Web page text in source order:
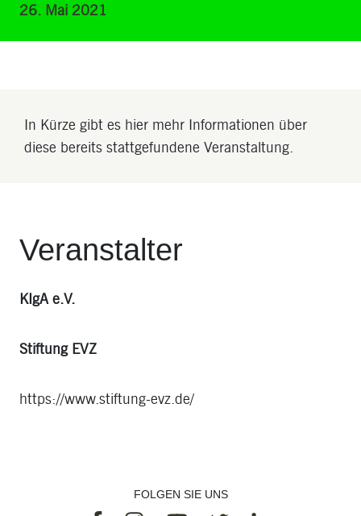
26. Mai 2021
In Kürze gibt es hier mehr Informationen über
diese bereits stattgefundene Veranstaltung.
Veranstalter
KIgA e.V.
Stiftung EVZ
https://www.stiftung-evz.de/
FOLGEN SIE UNS